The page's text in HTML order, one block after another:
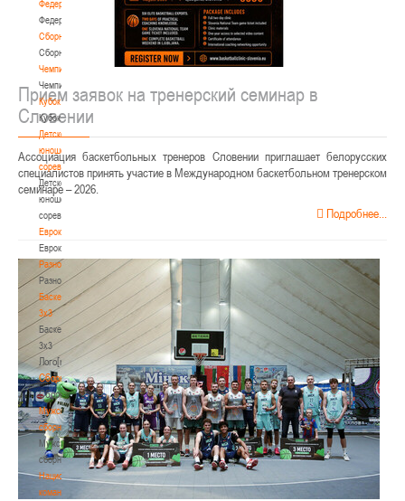
Федерация
Федерация
Сборные
Сборные
Чемпионат
Чемпионат
Кубок
Кубок
Детско-
юношеские
соревнования
Детско-
юношеские
соревнования
Еврокубки
Еврокубки
Разное
Разное
Баскетбол
3х3
Баскетбол
3х3
Лого[modid=121]
Сборные
Сборные
Мужские
сборные
Мужские
сборные
Национальная
команда
Прием заявок на тренерский семинар в
Словении
Ассоциация баскетбольных тренеров Словении приглашает белорусских
специалистов принять участие в Международном баскетбольном тренерском
семинаре – 2026.
Подробнее...